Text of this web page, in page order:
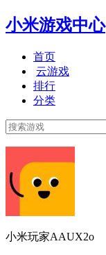
小米游戏中心
首页
云游戏
排行
分类
小米玩家AAUX2o